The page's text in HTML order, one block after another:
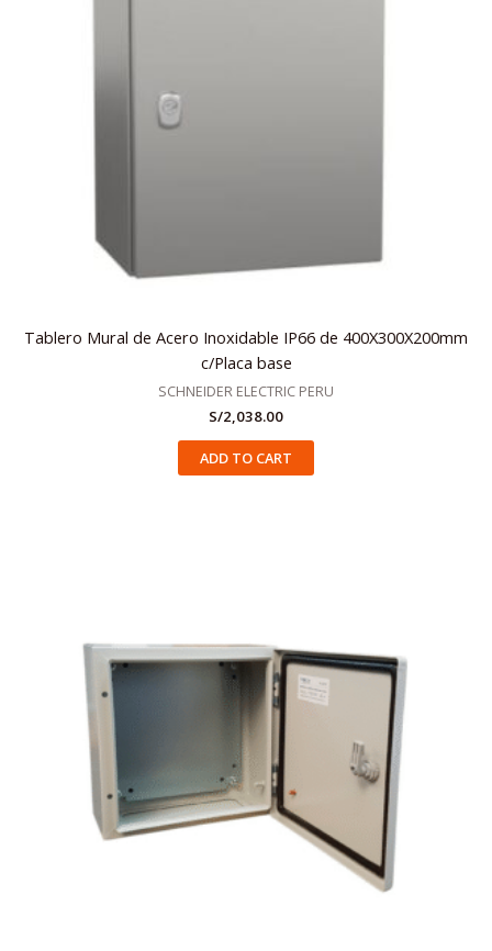
Tablero Mural de Acero Inoxidable IP66 de 400X300X200mm
c/Placa base
SCHNEIDER ELECTRIC PERU
S/2,038.00
ADD TO CART